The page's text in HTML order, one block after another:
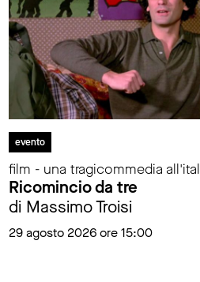
evento
film - una tragicommedia
Ricomincio da tre
di Massimo Troisi
29 agosto 2026 ore 15:00